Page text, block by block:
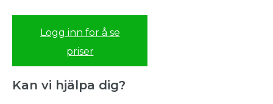
Logg inn for å se
priser
Kan vi hjälpa dig?